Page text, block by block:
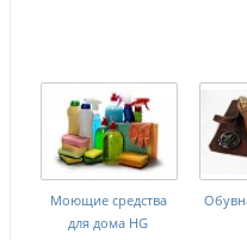
Моющие средства
для дома HG